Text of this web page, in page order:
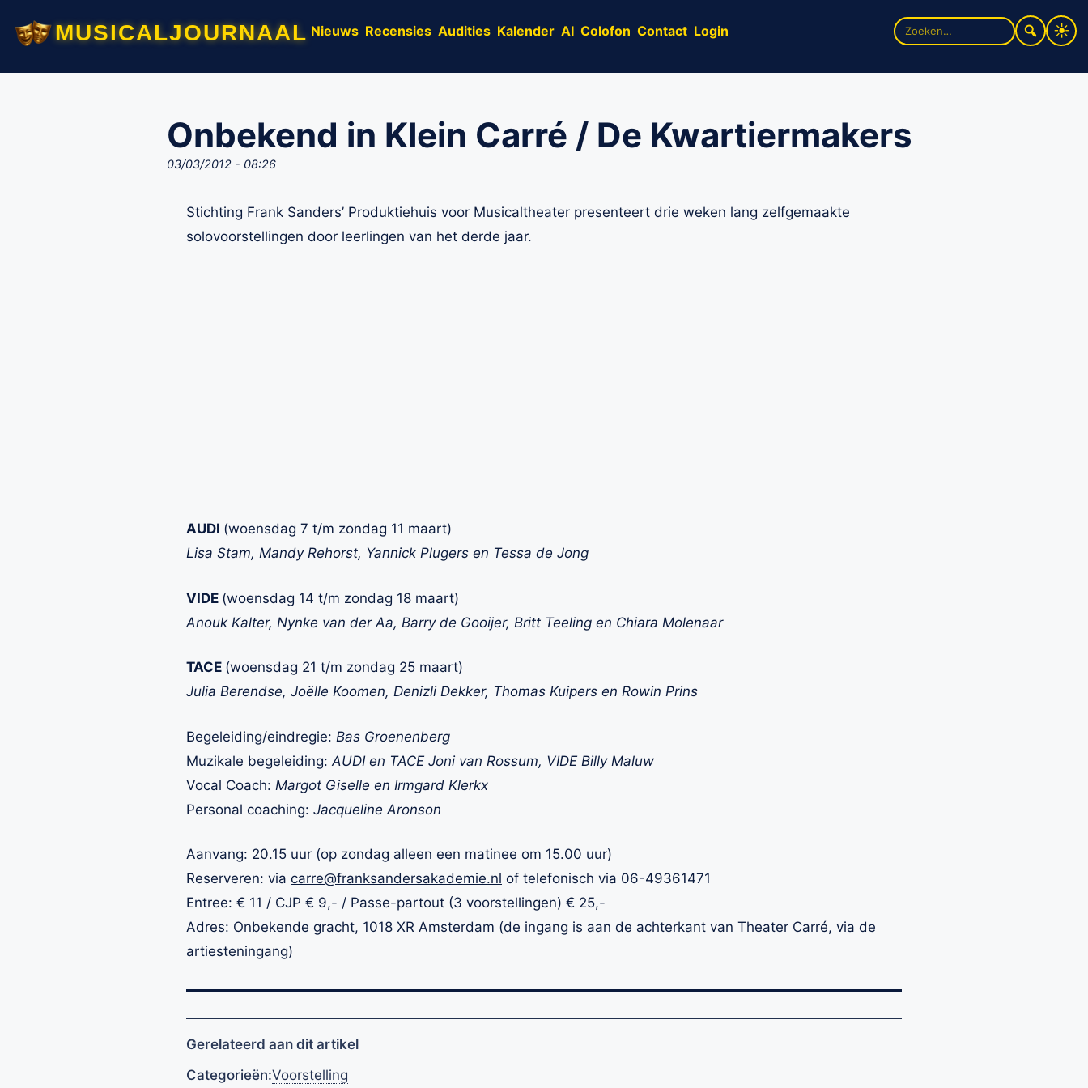
musicaljournaal Nieuws Recensies Audities Kalender AI Colofon Contact Login
Zoek
naar:
Onbekend in Klein Carré / De Kwartiermakers
03/03/2012 - 08:26
Stichting Frank Sanders’ Produktiehuis voor Musicaltheater presenteert drie weken lang zelfgemaakte
solovoorstellingen door leerlingen van het derde jaar.
AUDI (woensdag 7 t/m zondag 11 maart)
Lisa Stam, Mandy Rehorst, Yannick Plugers en Tessa de Jong
VIDE (woensdag 14 t/m zondag 18 maart)
Anouk Kalter, Nynke van der Aa, Barry de Gooijer, Britt Teeling en Chiara Molenaar
TACE (woensdag 21 t/m zondag 25 maart)
Julia Berendse, Joëlle Koomen, Denizli Dekker, Thomas Kuipers en Rowin Prins
Begeleiding/eindregie: Bas Groenenberg
Muzikale begeleiding: AUDI en TACE Joni van Rossum, VIDE Billy Maluw
Vocal Coach: Margot Giselle en Irmgard Klerkx
Personal coaching: Jacqueline Aronson
Aanvang: 20.15 uur (op zondag alleen een matinee om 15.00 uur)
Reserveren: via carre@franksandersakademie.nl of telefonisch via 06-49361471
Entree: € 11 / CJP € 9,- / Passe-partout (3 voorstellingen) € 25,-
Adres: Onbekende gracht, 1018 XR Amsterdam (de ingang is aan de achterkant van Theater Carré, via de
artiesteningang)
Gerelateerd aan dit artikel
Categorieën:Voorstelling